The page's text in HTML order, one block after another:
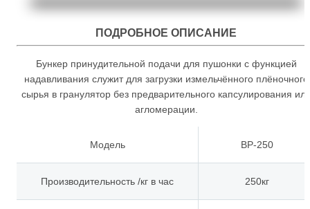
ПОДРОБНОЕ ОПИСАНИЕ
Бункер принудительной подачи для пушонки с функцией
надавливания служит для загрузки измельчённого плёночного
сырья в гранулятор без предварительного капсулирования
агломерации.
Модель BP-250
Производительность /кг в час 250кг